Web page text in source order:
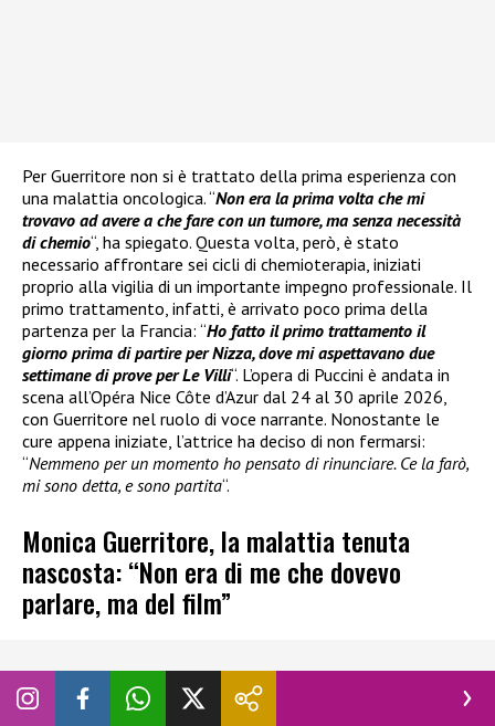
Per Guerritore non si è trattato della prima esperienza con
una malattia oncologica. “Non era la prima volta che mi
trovavo ad avere a che fare con un tumore, ma senza necessità
di chemio“, ha spiegato. Questa volta, però, è stato
necessario affrontare sei cicli di chemioterapia, iniziati
proprio alla vigilia di un importante impegno professionale. Il
primo trattamento, infatti, è arrivato poco prima della
partenza per la Francia: “Ho fatto il primo trattamento il
giorno prima di partire per Nizza, dove mi aspettavano due
settimane di prove per Le Villi“. L’opera di Puccini è andata in
scena all’Opéra Nice Côte d’Azur dal 24 al 30 aprile 2026,
con Guerritore nel ruolo di voce narrante. Nonostante le
cure appena iniziate, l’attrice ha deciso di non fermarsi:
“Nemmeno per un momento ho pensato di rinunciare. Ce la farò,
mi sono detta, e sono partita“.
Monica Guerritore, la malattia tenuta
nascosta: “Non era di me che dovevo
parlare, ma del film”